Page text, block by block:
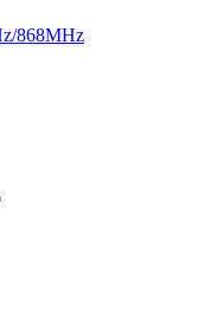
868MHz